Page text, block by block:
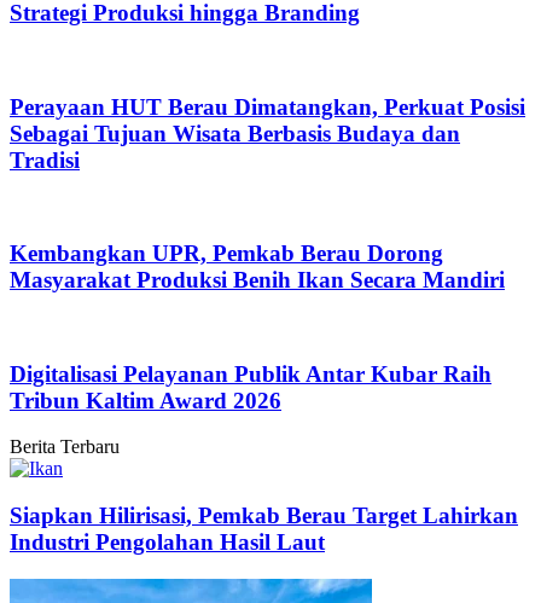
Strategi Produksi hingga Branding
Perayaan HUT Berau Dimatangkan, Perkuat Posisi
Sebagai Tujuan Wisata Berbasis Budaya dan
Tradisi
Kembangkan UPR, Pemkab Berau Dorong
Masyarakat Produksi Benih Ikan Secara Mandiri
Digitalisasi Pelayanan Publik Antar Kubar Raih
Tribun Kaltim Award 2026
Berita Terbaru
Siapkan Hilirisasi, Pemkab Berau Target Lahirkan
Industri Pengolahan Hasil Laut